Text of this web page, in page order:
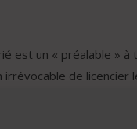
est un « préalable »
de